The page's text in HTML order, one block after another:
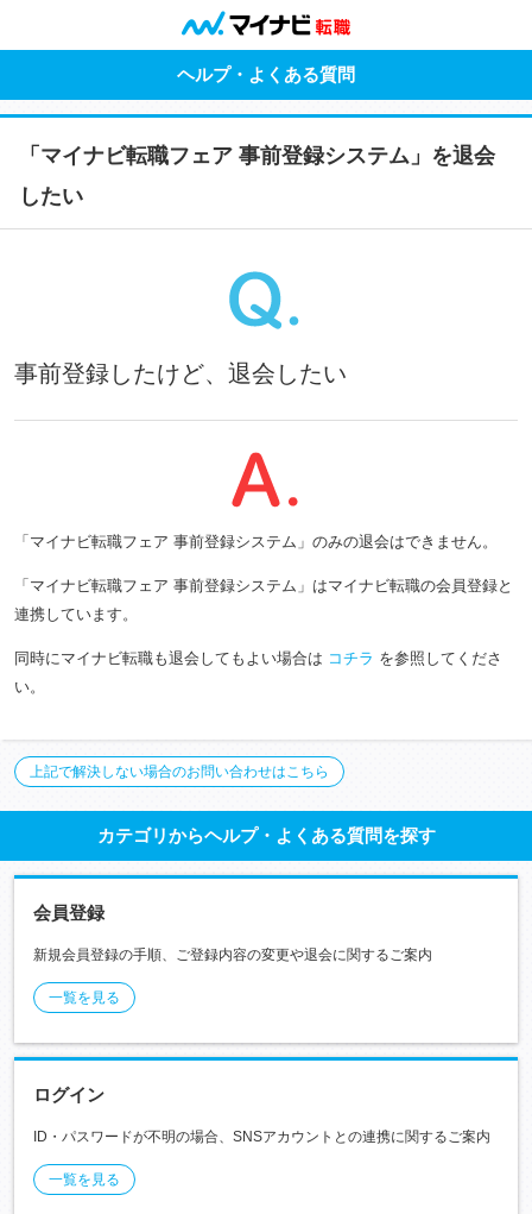
ヘルプ・よくある質問
「マイナビ転職フェア 事前登録システム」を退会
したい
事前登録したけど、退会したい
「マイナビ転職フェア 事前登録システム」のみの退会はできません。
「マイナビ転職フェア 事前登録システム」はマイナビ転職の会員登録と
連携しています。
同時にマイナビ転職も退会してもよい場合は コチラ を参照してくださ
い。
上記で解決しない場合のお問い合わせはこちら
カテゴリからヘルプ・よくある質問を探す
会員登録
新規会員登録の手順、ご登録内容の変更や退会に関するご案内
一覧を見る
ログイン
ID・パスワードが不明の場合、SNSアカウントとの連携に関するご案内
一覧を見る